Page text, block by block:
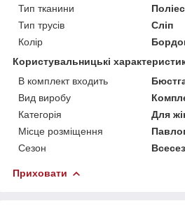
Тип тканини
Тип трусів
Сліп
Колір
Користувальницькі
В комплект входить
Вид виробу
Категорія
Для
Місце розміщення
Сезон
Приховати